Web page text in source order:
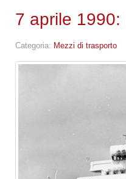
7 aprile
Categoria: Mezzi di trasporto